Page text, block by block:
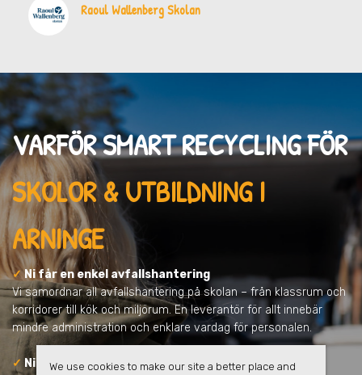
Raoul Wallenberg Skolan
VARFÖR SMART RECYCLING FÖR
SKOLOR & UTBILDNING I
ARNINGE
✓ Ni får en enkel avfallshantering
Vi samordnar all avfallshantering på skolan – från klassrum och
korridorer till kök och miljörum. En leverantör för allt innebär
mindre administration och enklare vardag för personalen.
✓ Ni minskar skolans klimatpåverkan
We use cookies to make our site a better place and